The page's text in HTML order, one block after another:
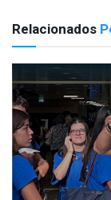
Relacionados